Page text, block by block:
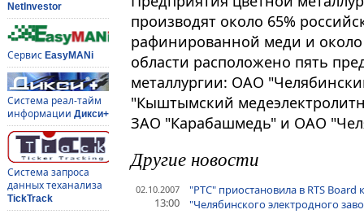
NetInvestor
Сервис EasyMANi
Система реал-тайм
информации Дикси+
Система запроса
данных теханализа
TickTrack
производят около 65%
рафинированной меди и
области расположено пять
металлургии: ОАО
"Кыштымский
ЗАО "Карабашмедь" и ОАО
Другие новости
02.10.2007
13:00
"РТС" приостановила в RTS
"Челябинского электродного